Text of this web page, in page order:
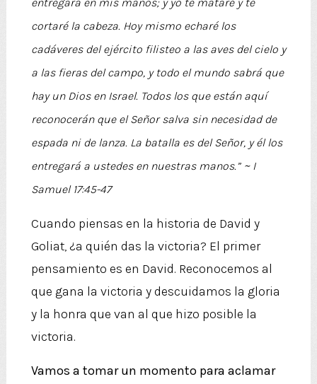
cortaré la cabeza. Hoy mismo echaré los
cadáveres del ejército filisteo a las aves del cielo y
a las fieras del campo, y todo el mundo sabrá que
hay un Dios en Israel. Todos los que están aquí
reconocerán que el Señor salva sin necesidad de
espada ni de lanza. La batalla es del Señor, y él los
entregará a ustedes en nuestras manos.”~ I
Samuel 17:45-47
Cuando piensas en la historia de David y
Goliat, ¿a quién das la victoria? El primer
pensamiento es en David. Reconocemos al
que gana la victoria y descuidamos la gloria
y la honra que van al que hizo posible la
victoria.
Vamos a tomar un momento para aclamar